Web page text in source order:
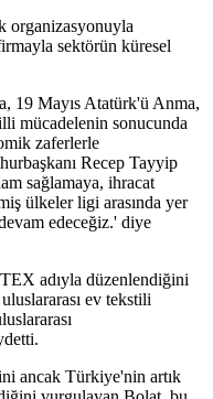
organizasyonuyla
sektörün küresel
19 Mayıs Atatürk'ü Anma,
mücadelenin sonucunda
zaferlerle
Recep Tayyip
sağlamaya, ihracat
ülkeler ligi arasında yer
edeceğiz.' diye
adıyla düzenlendiğini
ev tekstili
ancak Türkiye'nin artık